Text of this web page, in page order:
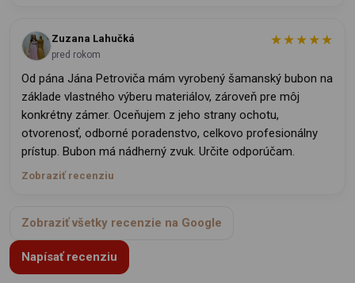
Zuzana Lahučká
pred rokom
★★★★★
Od pána Jána Petroviča mám vyrobený šamanský bubon na
základe vlastného výberu materiálov, zároveň pre môj
konkrétny zámer. Oceňujem z jeho strany ochotu,
otvorenosť, odborné poradenstvo, celkovo profesionálny
prístup. Bubon má nádherný zvuk. Určite odporúčam.
Zobraziť recenziu
Zobraziť všetky recenzie na Google
Napísať recenziu